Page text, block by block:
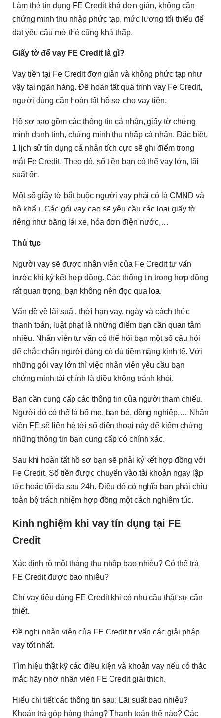
Làm thẻ tín dụng FE Credit khá đơn giản, không cần
chứng minh thu nhập phức tạp, mức lương tối thiểu để
đạt yêu cầu mở thẻ cũng khá thấp.
Giấy tờ để vay FE Credit là gì?
Vay tiền tại Fe Credit đơn giản và không phức tạp như
vậy tại ngân hàng. Để hoàn tất quá trình vay Fe Credit,
người dùng cần hoàn tất hồ sơ cho vay tiền.
Hồ sơ bao gồm các thông tin cá nhân, giấy tờ chứng
minh danh tính, chứng minh thu nhập cá nhân. Đặc biệt,
1 lịch sử tín dụng cá nhân tích cực sẽ ghi điểm trong
mắt Fe Credit. Theo đó, số tiền bạn có thể vay lớn, lãi
suất ổn.
Một số giấy tờ bắt buộc người vay phải có là CMND và
hộ khẩu. Các gói vay cao sẽ yêu cầu các loại giấy tờ
riêng như bằng lái xe, hóa đơn điện nước,…
Thủ tục
Người vay sẽ được nhân viên của Fe Credit tư vấn
trước khi ký kết hợp đồng. Các thông tin trong hợp đồng
rất quan trọng, bạn không nên đọc qua loa.
Vấn đề về lãi suất, thời hạn vay, ngày và cách thức
thanh toán, luật phạt là những điểm bạn cần quan tâm
nhiều. Nhân viên tư vấn có thể hỏi bạn một số câu hỏi
để chắc chắn người dùng có đủ tiềm năng kinh tế. Với
những gói vay lớn thì việc nhân viên yêu cầu bạn
chứng minh tài chính là điều không tránh khỏi.
Bạn cần cung cấp các thông tin của người tham chiếu.
Người đó có thể là bố mẹ, bạn bè, đồng nghiệp,… Nhân
viên FE sẽ liên hệ tới số điện thoại này để kiểm chứng
những thông tin bạn cung cấp có chính xác.
Sau khi hoàn tất hồ sơ bạn sẽ phải ký kết hợp đồng với
Fe Credit. Số tiền được chuyển vào tài khoản ngay lập
tức hoặc tối đa sau 24h. Điều đó có nghĩa bạn phải chịu
toàn bộ trách nhiệm hợp đồng một cách nghiêm túc.
Kinh nghiệm khi vay tín dụng tại FE
Credit
Xác định rõ một tháng thu nhập bao nhiêu? Có thể trả
FE Credit được bao nhiêu?
Chỉ vay tiêu dùng FE Credit khi có nhu cầu thật sự cần
thiết.
Đề nghị nhân viên của FE Credit tư vấn các giải pháp
vay tốt nhất.
Tìm hiệu thật kỹ các điều kiện và khoản vay nếu có thắc
mắc hãy nhờ nhân viên FE Credit giải thích.
Hiểu chi tiết các thông tin sau: Lãi suất bao nhiêu?
Khoản trả góp hàng tháng? Thanh toán thế nào? Các